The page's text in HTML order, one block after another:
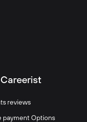
reviews
payment Options